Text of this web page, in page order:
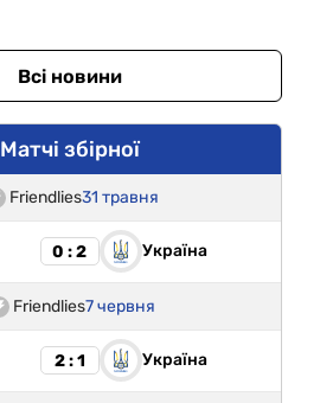
Всі новини
Матчі збірної
Friendlies31 травня
0 : 2 Україна
Friendlies7 червня
2 : 1 Україна